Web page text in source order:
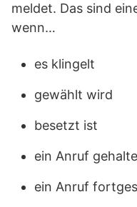
meldet. Das sind
wenn…
es klingelt
gewählt wird
besetzt ist
ein Anruf
ein Anruf